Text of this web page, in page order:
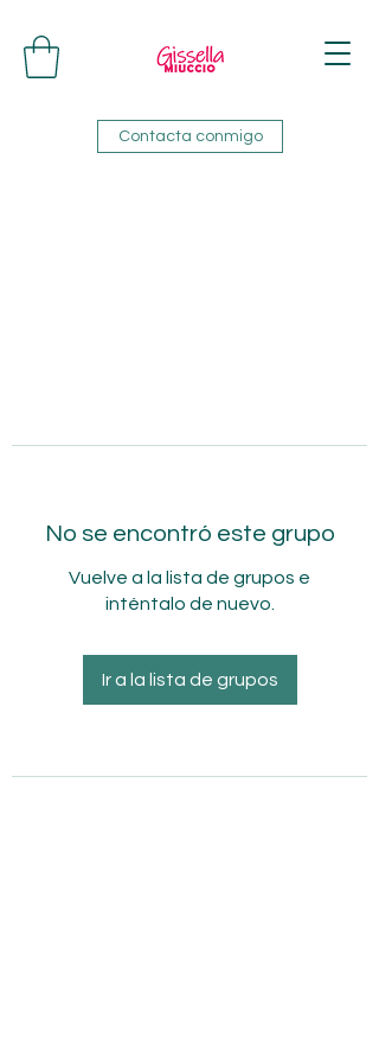
Contacta conmigo
No se encontró este grupo
Vuelve a la lista de grupos e
inténtalo de nuevo.
Ir a la lista de grupos